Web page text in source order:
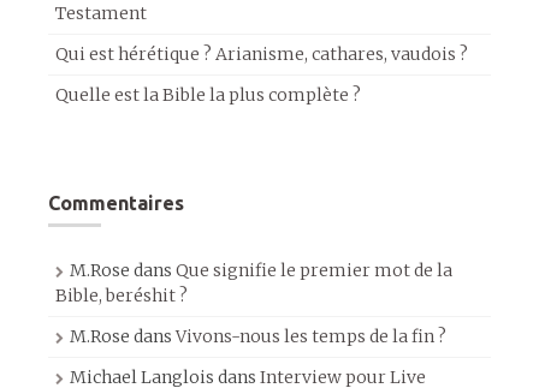
Testament
Qui est hérétique ? Arianisme, cathares, vaudois ?
Quelle est la Bible la plus complète ?
Commentaires
M.Rose dans Que signifie le premier mot de la
Bible, beréshit ?
M.Rose dansVivons-nous les temps de la fin ?
Michael Langlois dans Interview pour Live